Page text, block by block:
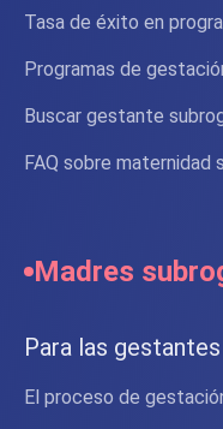
Tasa de éxito en
Programas de
Buscar gestante
FAQ sobre maternidad
Madres
Para las
El proceso de